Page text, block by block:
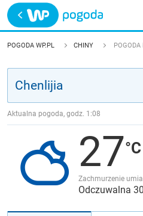
Trwa ładowanie
POLSKA
JAKOŚĆ POWIETRZA
POGODA WP.PL CHINY
Aktualna pogoda, godz. 1:08
27
Zachmurzenie
Odczuwalna